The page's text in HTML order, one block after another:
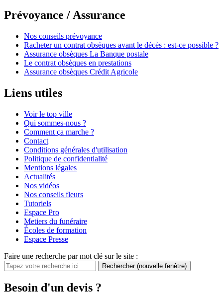
Prévoyance / Assurance
Nos conseils prévoyance
Racheter un contrat obsèques avant le décès : est-ce possible ?
Assurance obsèques La Banque postale
Le contrat obsèques en prestations
Assurance obsèques Crédit Agricole
Liens utiles
Voir le top ville
Qui sommes-nous ?
Comment ça marche ?
Contact
Conditions générales d'utilisation
Politique de confidentialité
Mentions légales
Actualités
Nos vidéos
Nos conseils fleurs
Tutoriels
Espace Pro
Metiers du funéraire
Écoles de formation
Espace Presse
Faire une recherche par mot clé sur le site :
Rechercher (nouvelle fenêtre)
Besoin d'un devis ?